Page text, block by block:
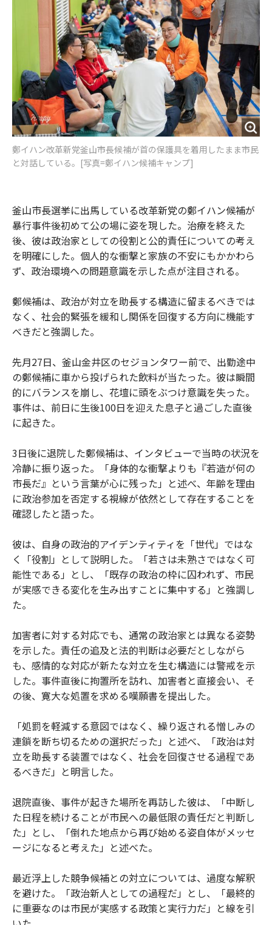
鄭イハン改革新党釜山市長候補が首の保護具を着用したまま市民
と対話している。[写真=鄭イハン候補キャンプ]
釜山市長選挙に出馬している改革新党の鄭イハン候補が
暴行事件後初めて公の場に姿を現した。治療を終えた
後、彼は政治家としての役割と公的責任についての考え
を明確にした。個人的な衝撃と家族の不安にもかかわら
ず、政治環境への問題意識を示した点が注目される。
鄭候補は、政治が対立を助長する構造に留まるべきでは
なく、社会的緊張を緩和し関係を回復する方向に機能す
べきだと強調した。
先月27日、釜山金井区のセジョンタワー前で、出勤途中
の鄭候補に車から投げられた飲料が当たった。彼は瞬間
的にバランスを崩し、花壇に頭をぶつけ意識を失った。
事件は、前日に生後100日を迎えた息子と過ごした直後
に起きた。
3日後に退院した鄭候補は、インタビューで当時の状況を
冷静に振り返った。「身体的な衝撃よりも『若造が何の
市長だ』という言葉が心に残った」と述べ、年齢を理由
に政治参加を否定する視線が依然として存在することを
確認したと語った。
彼は、自身の政治的アイデンティティを「世代」ではな
く「役割」として説明した。「若さは未熟さではなく可
能性である」とし、「既存の政治の枠に囚われず、市民
が実感できる変化を生み出すことに集中する」と強調し
た。
加害者に対する対応でも、通常の政治家とは異なる姿勢
を示した。責任の追及と法的判断は必要だとしながら
も、感情的な対応が新たな対立を生む構造には警戒を示
した。事件直後に拘置所を訪れ、加害者と直接会い、そ
の後、寛大な処置を求める嘆願書を提出した。
「処罰を軽減する意図ではなく、繰り返される憎しみの
連鎖を断ち切るための選択だった」と述べ、「政治は対
立を助長する装置ではなく、社会を回復させる過程であ
るべきだ」と明言した。
退院直後、事件が起きた場所を再訪した彼は、「中断し
た日程を続けることが市民への最低限の責任だと判断し
た」とし、「倒れた地点から再び始める姿自体がメッセ
ージになると考えた」と述べた。
最近浮上した競争候補との対立については、過度な解釈
を避けた。「政治新人としての過程だ」とし、「最終的
に重要なのは市民が実感する政策と実行力だ」と線を引